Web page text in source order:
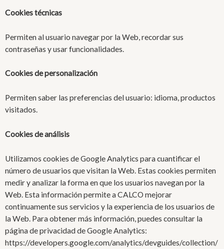
Cookies técnicas
Permiten al usuario navegar por la Web, recordar sus
contraseñas y usar funcionalidades.
Cookies de personalización
Permiten saber las preferencias del usuario: idioma, productos
visitados.
Cookies de análisis
Utilizamos cookies de Google Analytics para cuantificar el
número de usuarios que visitan la Web. Estas cookies permiten
medir y analizar la forma en que los usuarios navegan por la
Web. Esta información permite a CALCO mejorar
continuamente sus servicios y la experiencia de los usuarios de
la Web. Para obtener más información, puedes consultar la
página de privacidad de Google Analytics:
https://developers.google.com/analytics/devguides/collection/